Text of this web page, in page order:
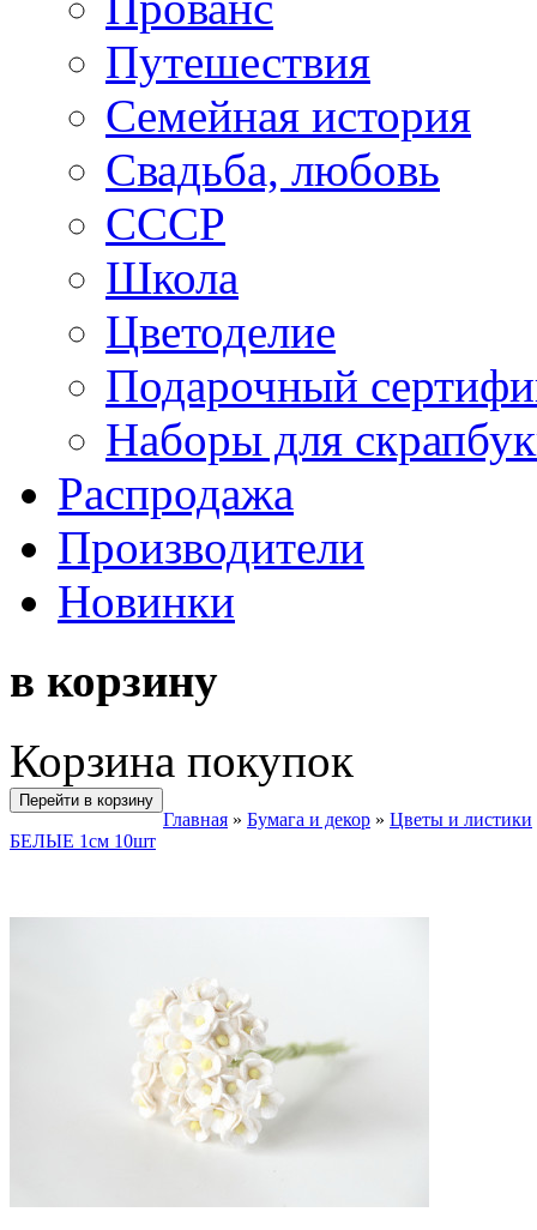
Путешествия
Семейная история
Свадьба, любовь
СССР
Школа
Цветоделие
Подарочный
Наборы для
Распродажа
Производители
Новинки
в корзину
Корзина покупок
Перейти в корзину
Главная » Бумага и декор » Цветы и листики
БЕЛЫЕ 1см 10шт